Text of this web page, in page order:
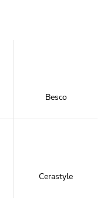
Besco
Cerastyle